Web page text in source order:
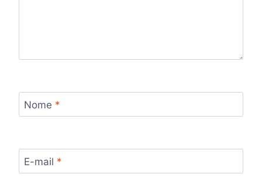
Nome *
E-mail *